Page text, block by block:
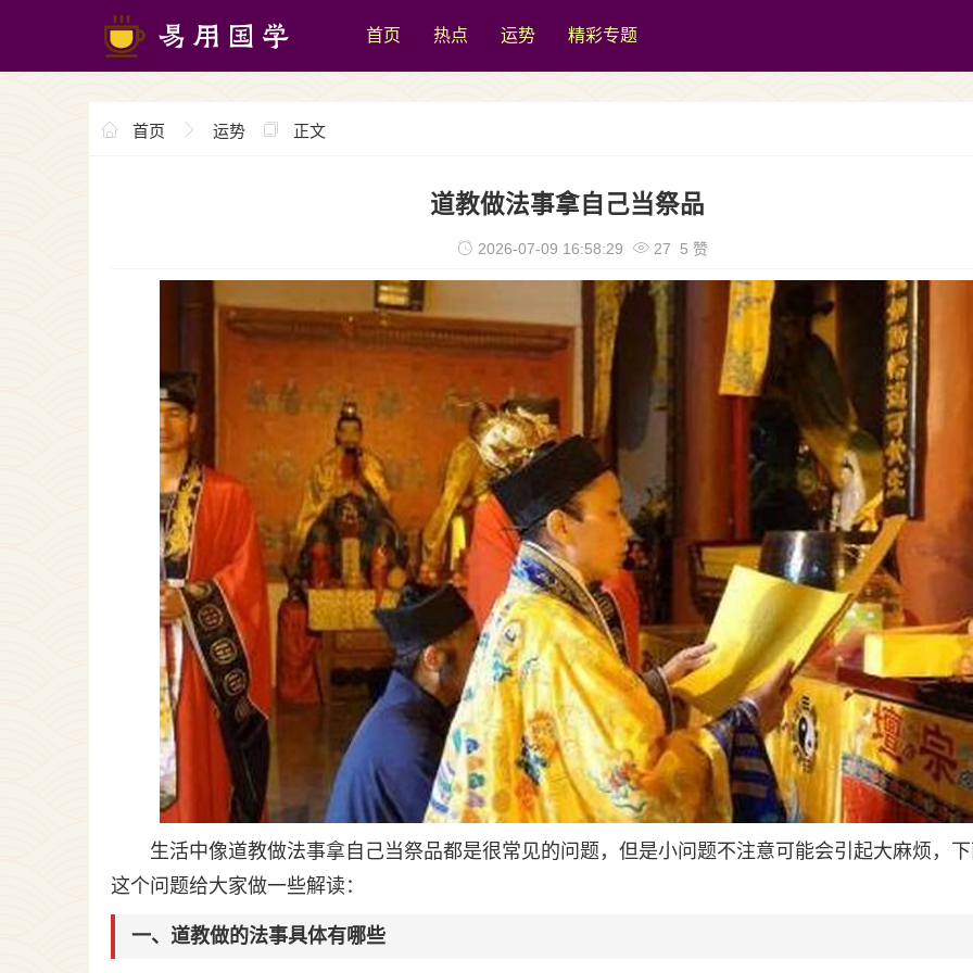
首页 热点 运势 精彩专题
首页 运势 正文
道教做法事拿自己当祭品
2026-07-09 16:58:29 27 5 赞
生活中像道教做法事拿自己当祭品都是很常见的问题，但是小问题不注意可能会引起大麻烦，
这个问题给大家做一些解读：
一、道教做的法事具体有哪些